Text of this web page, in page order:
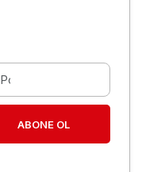
ABONE OL